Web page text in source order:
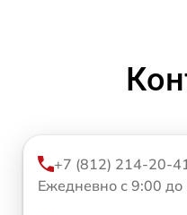
+7 (812) 214-20-
Ежедневно с 9:00 до